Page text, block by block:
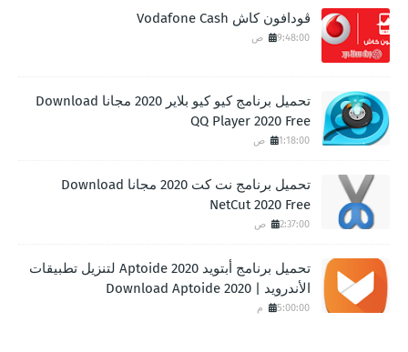
ڤودافون كاش Vodafone Cash
9:48:00 ص
تحميل برنامج كيو كيو بلاير 2020 مجانا Download
QQ Player 2020 Free
1:18:00 ص
تحميل برنامج نت كت 2020 مجانا Download
NetCut 2020 Free
2:37:00 ص
تحميل برنامج أبتويد Aptoide 2020 لتنزيل تطبيقات
الأندرويد | Download Aptoide 2020
5:00:00 م